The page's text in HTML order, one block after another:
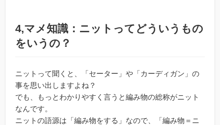
4,マメ知識：ニットってどういうもの
をいうの？
ニットって聞くと、「セーター」や「カーディガン」の
事を思い出しますよね？
でも、もっとわかりやすく言うと編み物の総称がニット
なんです。
ニットの語源は「編み物をする」なので、「編み物＝ニ